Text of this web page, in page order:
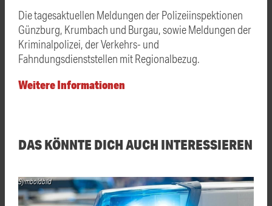
Die tagesaktuellen Meldungen der Polizeiinspektionen
Günzburg, Krumbach und Burgau, sowie Meldungen der
Kriminalpolizei, der Verkehrs- und
Fahndungsdienststellen mit Regionalbezug.
Weitere Informationen
DAS KÖNNTE DICH AUCH INTERESSIEREN
Symboldbild